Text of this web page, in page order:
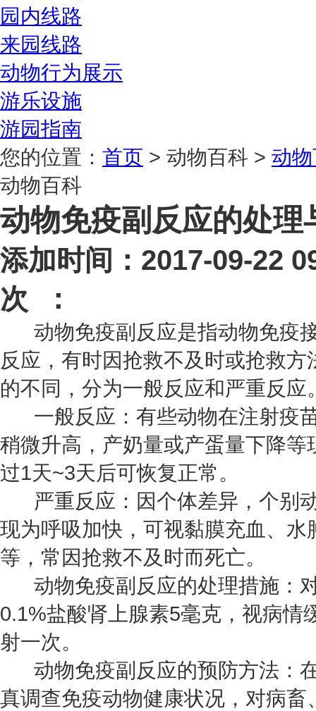
园内线路
来园线路
动物行为展示
游乐设施
游园指南
您的位置： 首页 > 动物百科 > 动
动物百科
动物免疫副反应的处理
添加时间：2017-09-22
次 ：
动物免疫副反应是指动物免疫
反应，有时因抢救不及时或抢救
的不同，分为一般反应和严重反应
一般反应：有些动物在注射疫
稍微升高，产奶量或产蛋量下降
过1天~3天后可恢复正常。
严重反应：因个体差异，个别
现为呼吸加快，可视黏膜充血、
等，常因抢救不及时而死亡。
动物免疫副反应的处理措施：
0.1%盐酸肾上腺素5毫克，视病情
射一次。
动物免疫副反应的预防方法：
真调查免疫动物健康状况，对病